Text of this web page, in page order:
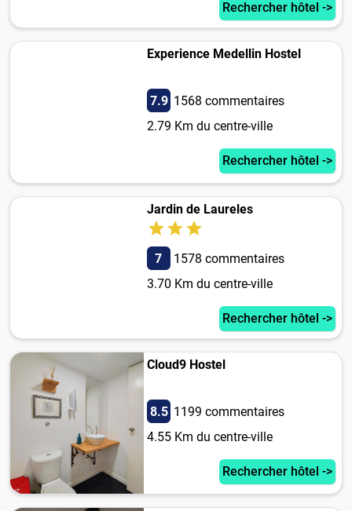
Rechercher hôtel ->
Experience Medellin Hostel
7.9 1568 commentaires
2.79 Km du centre-ville
Rechercher hôtel ->
Jardin de Laureles
7
1578 commentaires
3.70 Km du centre-ville
Rechercher hôtel ->
Cloud9 Hostel
8.5 1199 commentaires
4.55 Km du centre-ville
Rechercher hôtel ->